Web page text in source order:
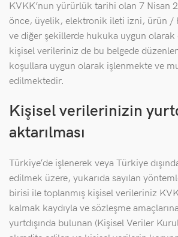
KVKK’nun yürürlük tarihi olan 7 Nisan
önce, üyelik, elektronik ileti izni, ürün /
ve diğer şekillerde hukuka uygun olarak
kişisel verileriniz de bu belgede
koşullara uygun olarak işlenmekte ve
edilmektedir.
Kişisel verilerinizin
aktarılması
Türkiye’de işlenerek veya Türkiye
edilmek üzere, yukarıda sayılan
birisi ile toplanmış kişisel verileriniz
kalmak kaydıyla ve sözleşme
yurtdışında bulunan (Kişisel Veriler